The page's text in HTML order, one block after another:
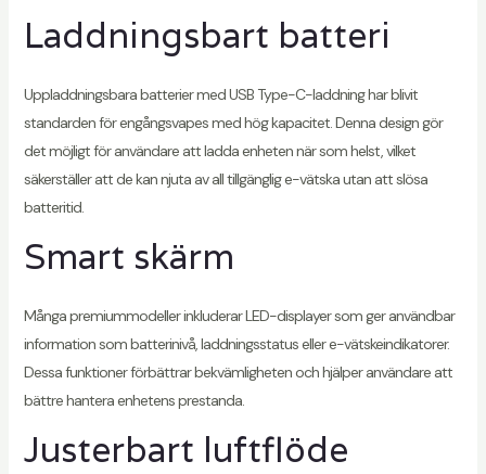
Laddningsbart batteri
Uppladdningsbara batterier med USB Type-C-laddning har blivit
standarden för engångsvapes med hög kapacitet. Denna design gör
det möjligt för användare att ladda enheten när som helst, vilket
säkerställer att de kan njuta av all tillgänglig e-vätska utan att slösa
batteritid.
Smart skärm
Många premiummodeller inkluderar LED-displayer som ger användbar
information som batterinivå, laddningsstatus eller e-vätskeindikatorer.
Dessa funktioner förbättrar bekvämligheten och hjälper användare att
bättre hantera enhetens prestanda.
Justerbart luftflöde